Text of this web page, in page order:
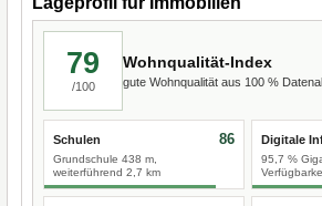
79
/100
Wohnqualität-Index
gute Wohnqualität aus 100 %
Schulen
Grundschule 438 m,
weiterführend 2,7 km
86 Digitale
95,7 %